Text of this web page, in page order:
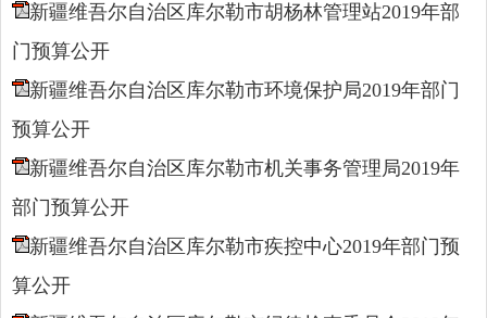
新疆维吾尔自治区库尔勒市胡杨林管理站2019年部
门预算公开
新疆维吾尔自治区库尔勒市环境保护局2019年部门
预算公开
新疆维吾尔自治区库尔勒市机关事务管理局2019年
部门预算公开
新疆维吾尔自治区库尔勒市疾控中心2019年部门预
算公开